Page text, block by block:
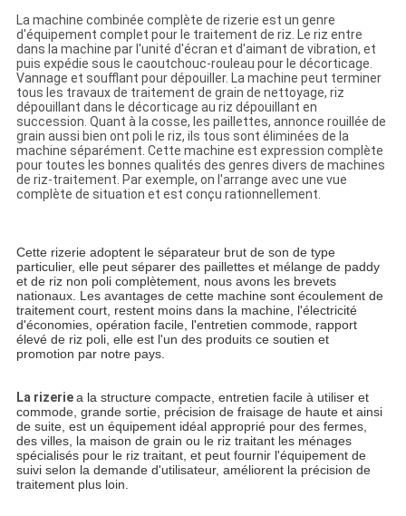
La machine combinée complète de rizerie est un genre
d'équipement complet pour le traitement de riz. Le riz entre
dans la machine par l'unité d'écran et d'aimant de vibration, et
puis expédie sous le caoutchouc-rouleau pour le décorticage.
Vannage et soufflant pour dépouiller. La machine peut terminer
tous les travaux de traitement de grain de nettoyage, riz
dépouillant dans le décorticage au riz dépouillant en
succession. Quant à la cosse, les paillettes, annonce rouillée de
grain aussi bien ont poli le riz, ils tous sont éliminées de la
machine séparément. Cette machine est expression complète
pour toutes les bonnes qualités des genres divers de machines
de riz-traitement. Par exemple, on l'arrange avec une vue
complète de situation et est conçu rationnellement.
Cette rizerie adoptent le séparateur brut de son de type
particulier, elle peut séparer des paillettes et mélange de paddy
et de riz non poli complètement, nous avons les brevets
nationaux. Les avantages de cette machine sont écoulement de
traitement court, restent moins dans la machine, l'électricité
d'économies, opération facile, l'entretien commode, rapport
élevé de riz poli, elle est l'un des produits ce soutien et
promotion par notre pays.
La rizeriea la structure compacte, entretien facile à utiliser et
commode, grande sortie, précision de fraisage de haute et ainsi
de suite, est un équipement idéal approprié pour des fermes,
des villes, la maison de grain ou le riz traitant les ménages
spécialisés pour le riz traitant, et peut fournir l'équipement de
suivi selon la demande d'utilisateur, améliorent la précision de
traitement plus loin.